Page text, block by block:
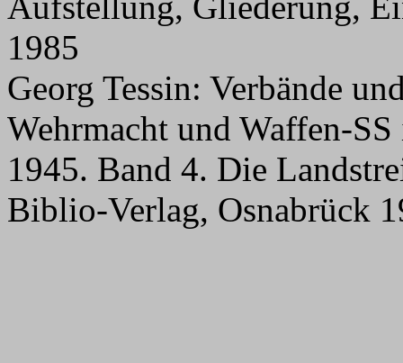
1985
Georg Tessin: Verbände
Wehrmacht und Waffen-
1945. Band 4. Die
Biblio-Verlag, Osnabrück